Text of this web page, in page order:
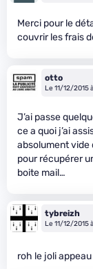
Merci pour le
couvrir les frais
otto
Le 11/12/2015
J’ai passe
ce a quoi j’ai
absolument vide
pour récupérer
boite mail…
tybreizh
Le 11/12/2015
roh le joli